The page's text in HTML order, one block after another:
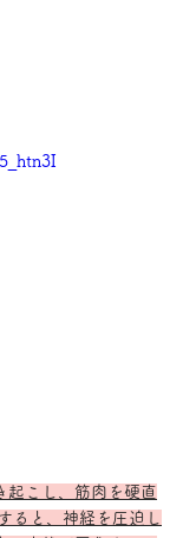
起こし、筋肉を硬直
ると、神経を圧迫し